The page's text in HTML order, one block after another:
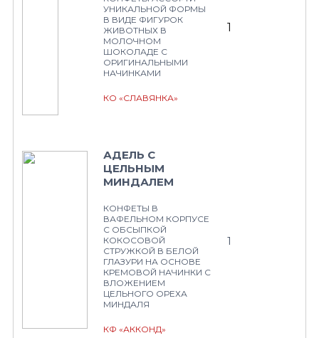
УНИКАЛЬНОЙ ФОРМЫ
В ВИДЕ ФИГУРОК
ЖИВОТНЫХ В
МОЛОЧНОМ
ШОКОЛАДЕ С
ОРИГИНАЛЬНЫМИ
НАЧИНКАМИ
КО «СЛАВЯНКА»
1
АДЕЛЬ С
ЦЕЛЬНЫМ
МИНДАЛЕМ
КОНФЕТЫ В
ВАФЕЛЬНОМ КОРПУСЕ
С ОБСЫПКОЙ
КОКОСОВОЙ
СТРУЖКОЙ В БЕЛОЙ
ГЛАЗУРИ НА ОСНОВЕ
КРЕМОВОЙ НАЧИНКИ С
ВЛОЖЕНИЕМ
ЦЕЛЬНОГО ОРЕХА
МИНДАЛЯ
КФ «АККОНД»
1